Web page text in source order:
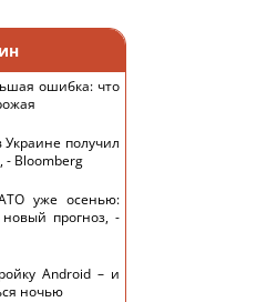
ошибка: что
получил
- Bloomberg
уже осенью:
прогноз, -
Android – и
ночью